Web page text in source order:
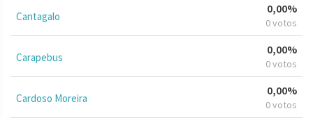
Cantagalo
0,00%
0 votos
Carapebus
0,00%
0 votos
Cardoso Moreira
0,00%
0 votos